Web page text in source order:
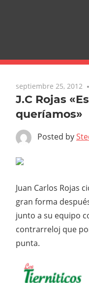
septiembre 25, 2012
J.C Rojas
queríamos»
Posted by
Juan Carlos Rojas
gran forma
junto a su equipo
contrarreloj que
punta.